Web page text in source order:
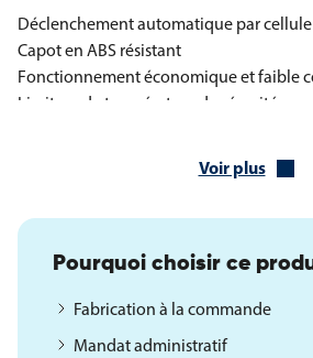
Déclenchement automatique par cellule
Capot en ABS résistant
Fonctionnement économique et faible
Limiteur de température de sécurité
service associé
Puissance nominale : 900 W
Niveau sonore : 69 dB
Largeur : 268 mm
Voir plus
Pourquoi choisir ce
Fabrication à la commande
Mandat administratif